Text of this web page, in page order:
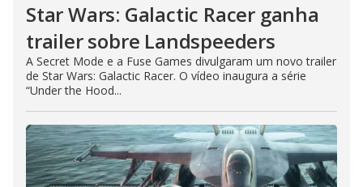
Star Wars: Galactic Racer ganha
trailer sobre Landspeeders
A Secret Mode e a Fuse Games divulgaram um novo trailer
de Star Wars: Galactic Racer. O vídeo inaugura a série
“Under the Hood...